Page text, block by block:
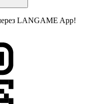
LANGAME App!